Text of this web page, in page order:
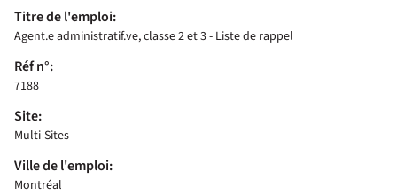
Titre de l'emploi:
Agent.e administratif.ve, classe 2 et 3 - Liste de rappel
Réf n°:
7188
Site:
Multi-Sites
Ville de l'emploi:
Montréal